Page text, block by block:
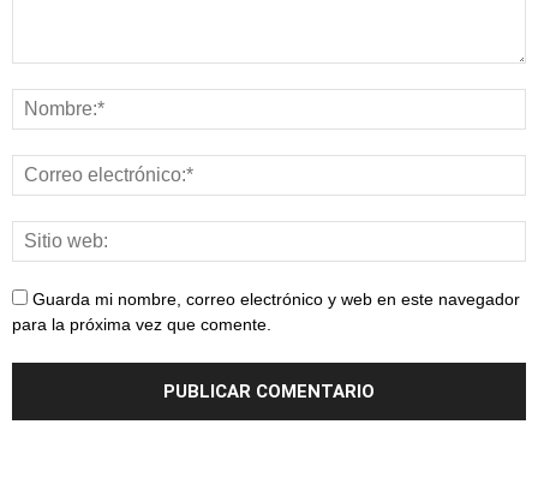
Guarda mi nombre, correo electrónico y web en este navegador
para la próxima vez que comente.